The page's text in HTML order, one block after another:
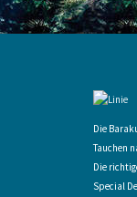
Die
Tauchen
Die
Special